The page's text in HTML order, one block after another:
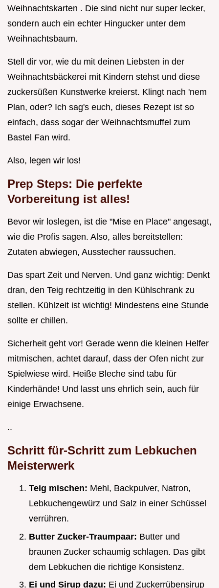
Weihnachtskarten . Die sind nicht nur super lecker,
sondern auch ein echter Hingucker unter dem
Weihnachtsbaum.
Stell dir vor, wie du mit deinen Liebsten in der
Weihnachtsbäckerei mit Kindern stehst und diese
zuckersüßen Kunstwerke kreierst. Klingt nach 'nem
Plan, oder? Ich sag's euch, dieses Rezept ist so
einfach, dass sogar der Weihnachtsmuffel zum
Bastel Fan wird.
Also, legen wir los!
Prep Steps: Die perfekte
Vorbereitung ist alles!
Bevor wir loslegen, ist die "Mise en Place" angesagt,
wie die Profis sagen. Also, alles bereitstellen:
Zutaten abwiegen, Ausstecher raussuchen.
Das spart Zeit und Nerven. Und ganz wichtig: Denkt
dran, den Teig rechtzeitig in den Kühlschrank zu
stellen. Kühlzeit ist wichtig! Mindestens eine Stunde
sollte er chillen.
Sicherheit geht vor! Gerade wenn die kleinen Helfer
mitmischen, achtet darauf, dass der Ofen nicht zur
Spielwiese wird. Heiße Bleche sind tabu für
Kinderhände! Und lasst uns ehrlich sein, auch für
einige Erwachsene.
..
Schritt für-Schritt zum Lebkuchen
Meisterwerk
Teig mischen: Mehl, Backpulver, Natron,
Lebkuchengewürz und Salz in einer Schüssel
verrühren.
Butter Zucker-Traumpaar: Butter und
braunen Zucker schaumig schlagen. Das gibt
dem Lebkuchen die richtige Konsistenz.
Ei und Sirup dazu: Ei und Zuckerrübensirup